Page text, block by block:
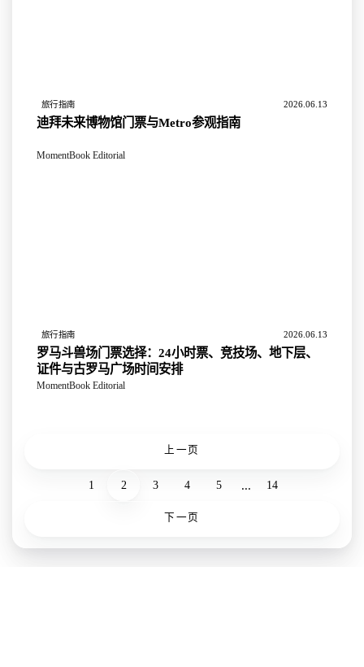
旅行指南 2026.06.13
迪拜未来博物馆门票与Metro参观指南
MomentBook Editorial
旅行指南 2026.06.13
罗马斗兽场门票选择：24小时票、竞技场、地下层、
证件与古罗马广场时间安排
MomentBook Editorial
上一页
1 2 3 4 5 ... 14
下一页